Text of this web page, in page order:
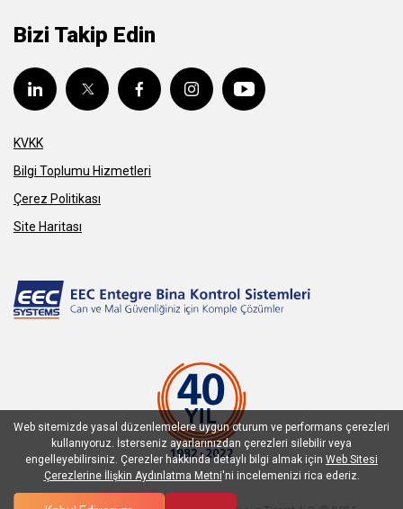
Bizi Takip Edin
KVKK
Bilgi Toplumu Hizmetleri
Çerez Politikası
Site Haritası
Web sitemizde yasal düzenlemelere uygun oturum ve performans çerezleri
kullanıyoruz. İsterseniz ayarlarınızdan çerezleri silebilir veya
engelleyebilirsiniz. Çerezler hakkında detaylı bilgi almak için Web Sitesi
Çerezlerine İlişkin Aydınlatma Metni'ni incelemenizi rica ederiz.